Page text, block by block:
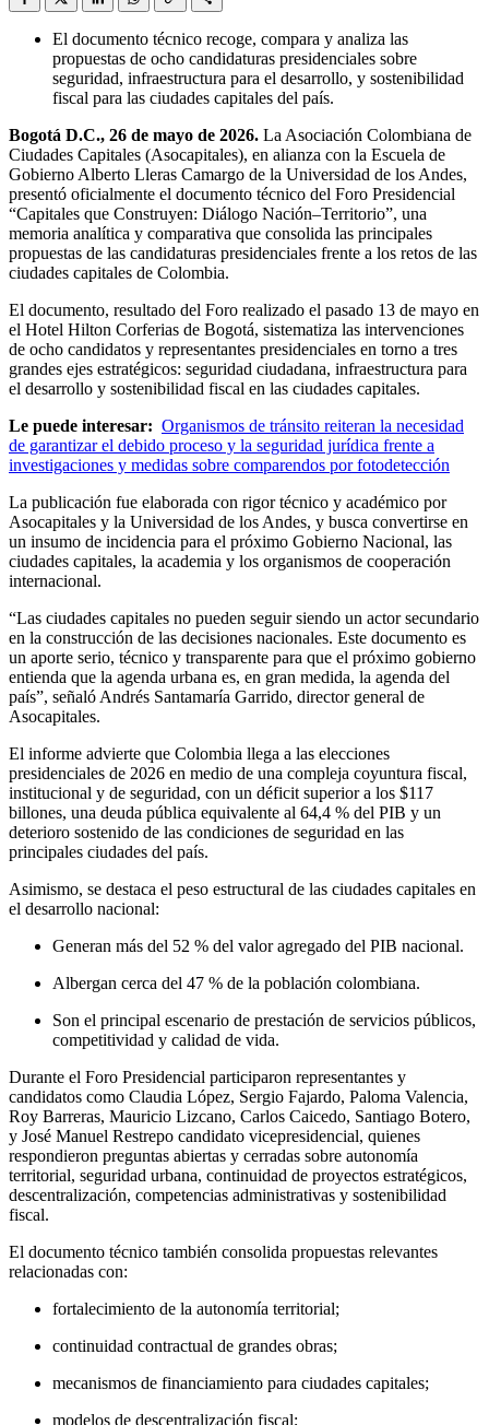
El documento técnico recoge, compara y analiza las
propuestas de ocho candidaturas presidenciales sobre
seguridad, infraestructura para el desarrollo, y sostenibilidad
fiscal para las ciudades capitales del país.
Bogotá D.C., 26 de mayo de 2026. La Asociación Colombiana de
Ciudades Capitales (Asocapitales), en alianza con la Escuela de
Gobierno Alberto Lleras Camargo de la Universidad de los Andes,
presentó oficialmente el documento técnico del Foro Presidencial
“Capitales que Construyen: Diálogo Nación–Territorio”, una
memoria analítica y comparativa que consolida las principales
propuestas de las candidaturas presidenciales frente a los retos de las
ciudades capitales de Colombia.
El documento, resultado del Foro realizado el pasado 13 de mayo en
el Hotel Hilton Corferias de Bogotá, sistematiza las intervenciones
de ocho candidatos y representantes presidenciales en torno a tres
grandes ejes estratégicos: seguridad ciudadana, infraestructura para
el desarrollo y sostenibilidad fiscal en las ciudades capitales.
Le puede interesar: Organismos de tránsito reiteran la necesidad
de garantizar el debido proceso y la seguridad jurídica frente a
investigaciones y medidas sobre comparendos por fotodetección
La publicación fue elaborada con rigor técnico y académico por
Asocapitales y la Universidad de los Andes, y busca convertirse en
un insumo de incidencia para el próximo Gobierno Nacional, las
ciudades capitales, la academia y los organismos de cooperación
internacional.
“Las ciudades capitales no pueden seguir siendo un actor secundario
en la construcción de las decisiones nacionales. Este documento es
un aporte serio, técnico y transparente para que el próximo gobierno
entienda que la agenda urbana es, en gran medida, la agenda del
país”, señaló Andrés Santamaría Garrido, director general de
Asocapitales.
El informe advierte que Colombia llega a las elecciones
presidenciales de 2026 en medio de una compleja coyuntura fiscal,
institucional y de seguridad, con un déficit superior a los $117
billones, una deuda pública equivalente al 64,4 % del PIB y un
deterioro sostenido de las condiciones de seguridad en las
principales ciudades del país.
Asimismo, se destaca el peso estructural de las ciudades capitales en
el desarrollo nacional:
Generan más del 52 % del valor agregado del PIB nacional.
Albergan cerca del 47 % de la población colombiana.
Son el principal escenario de prestación de servicios públicos,
competitividad y calidad de vida.
Durante el Foro Presidencial participaron representantes y
candidatos como Claudia López, Sergio Fajardo, Paloma Valencia,
Roy Barreras, Mauricio Lizcano, Carlos Caicedo, Santiago Botero,
y José Manuel Restrepo candidato vicepresidencial, quienes
respondieron preguntas abiertas y cerradas sobre autonomía
territorial, seguridad urbana, continuidad de proyectos estratégicos,
descentralización, competencias administrativas y sostenibilidad
fiscal.
El documento técnico también consolida propuestas relevantes
relacionadas con:
fortalecimiento de la autonomía territorial;
continuidad contractual de grandes obras;
mecanismos de financiamiento para ciudades capitales;
modelos de descentralización fiscal;